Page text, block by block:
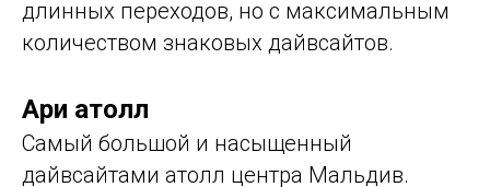
длинных переходов, но с максимальным
количеством знаковых дайвсайтов.
Ари атолл
Самый большой и насыщенный
дайвсайтами атолл центра Мальдив.